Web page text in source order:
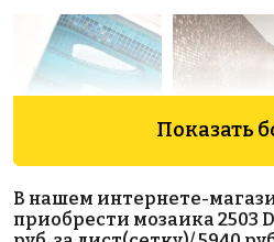
Coral
313x495 313x495
Показать
В нашем интернете-
приобрести мозаика 2503